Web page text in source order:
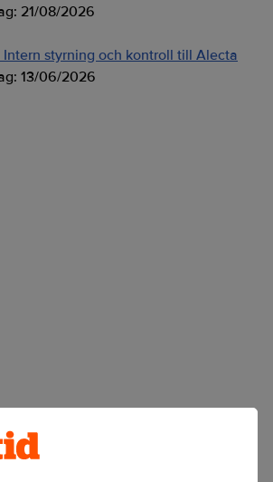
21/08/2026
styrning och kontroll till Alecta
13/06/2026